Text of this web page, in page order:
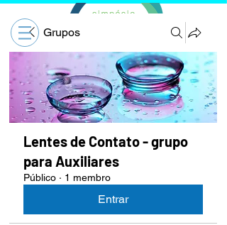
Grupos
Lentes de Contato - grupo
para Auxiliares
Público · 1 membro
Entrar